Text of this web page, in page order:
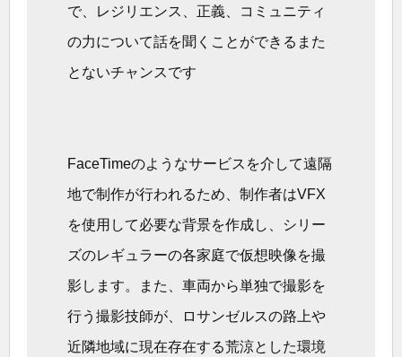
で、レジリエンス、正義、コミュニティ
の力について話を聞くことができるまた
とないチャンスです
FaceTimeのようなサービスを介して遠隔
地で制作が行われるため、制作者はVFX
を使用して必要な背景を作成し、シリー
ズのレギュラーの各家庭で仮想映像を撮
影します。また、車両から単独で撮影を
行う撮影技師が、ロサンゼルスの路上や
近隣地域に現在存在する荒涼とした環境